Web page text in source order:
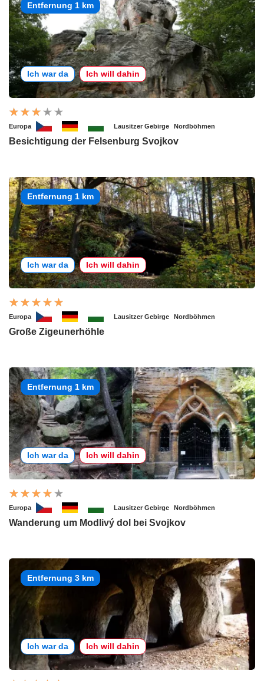
Entfernung 1 km
Ich war da Ich will dahin
Europa Lausitzer Gebirge Nordböhmen
Besichtigung der Felsenburg Svojkov
Entfernung 1 km
Ich war da Ich will dahin
Europa Lausitzer Gebirge Nordböhmen
Große Zigeunerhöhle
Entfernung 1 km
Ich war da Ich will dahin
Europa Lausitzer Gebirge Nordböhmen
Wanderung um Modlivý dol bei Svojkov
Entfernung 3 km
Ich war da Ich will dahin